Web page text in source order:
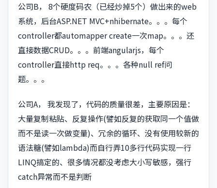
公司B， 8个硬度码农（已经炒掉5个）做出来的web
系统，后台ASP.NET MVC+nhibernate。。。每个
controller都automapper create一次map。。。还
直接数据CRUD。。。前端angularjs，每个
controller直接http req。。。各种null ref问
题。。。
公司A， 我发现了，代码的质量很差，主要原因是：
大量复制粘贴、反复操作(譬如反复的获取同一个值做
而不是读一次做变量)、冗余的循环、没有使用较新的
语法糖(譬如lambda)而自行弄10多行代码实现一行
LINQ搞定的、很多情况都没考虑大小写敏感，强行
catch异常而不是判断